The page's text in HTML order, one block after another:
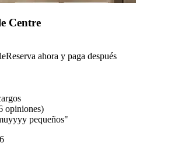
Centre
Reserva ahora y paga después
opiniones)
pequeños"